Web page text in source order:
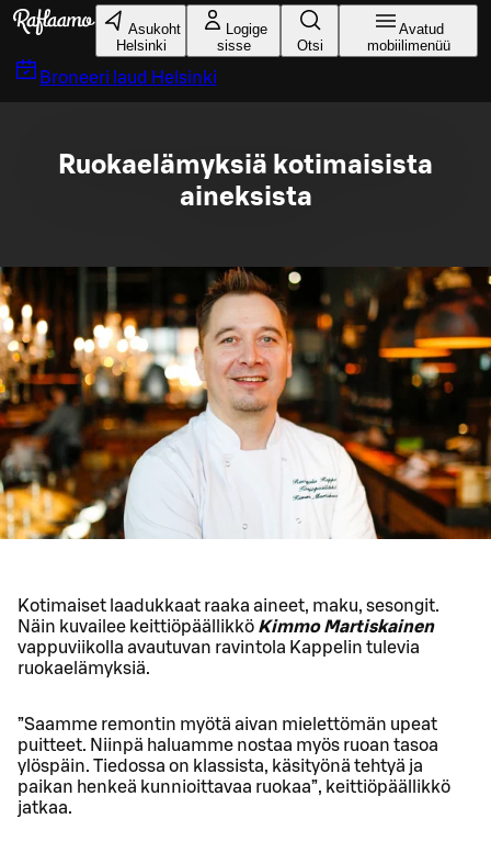
Liigu peamise sisu juurde
Asukoht
Helsinki
Logige
sisse
Otsi
Avatud
mobiilimenüü
Broneeri laud Helsinki
Ruokaelämyksiä kotimaisista
aineksista
Kotimaiset laadukkaat raaka aineet, maku, sesongit.
Näin kuvailee keittiöpäällikkö Kimmo Martiskainen
vappuviikolla avautuvan ravintola Kappelin tulevia
ruokaelämyksiä.
”Saamme remontin myötä aivan mielettömän upeat
puitteet. Niinpä haluamme nostaa myös ruoan tasoa
ylöspäin. Tiedossa on klassista, käsityönä tehtyä ja
paikan henkeä kunnioittavaa ruokaa”, keittiöpäällikkö
jatkaa.